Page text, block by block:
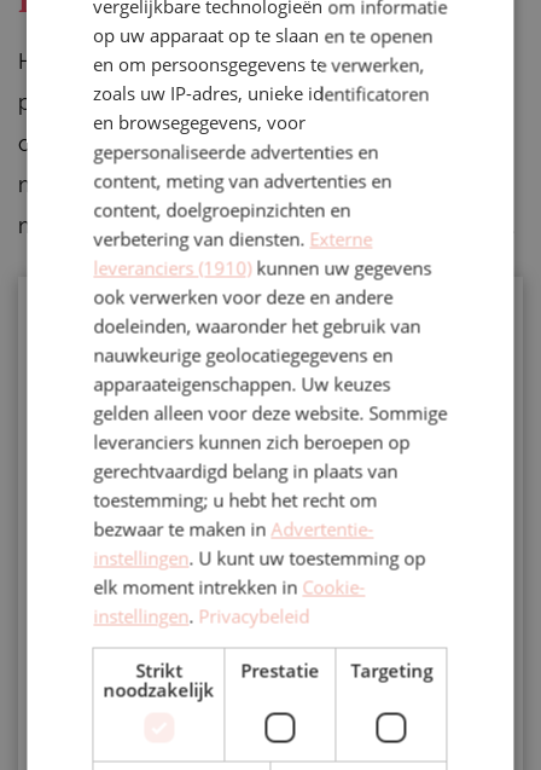
Heb je al een datum in gedachten, of een
periode waarin je jouw evenement wilt
organiseren? Laat ons je voorkeursdatum en e-
mailadres weten, dan sturen we je zo snel
mogelijk een overzicht van de beschikbare data.
*
Telefoonnummer *
Netherlands
+31
Type feest
Aantal gasten
vergelijkbare technologieën om informatie
op uw apparaat op te slaan en te openen
en om persoonsgegevens te verwerken,
zoals uw IP-adres, unieke identificatoren
en browsegegevens, voor
gepersonaliseerde advertenties en
content, meting van advertenties en
content, doelgroepinzichten en
verbetering van diensten. Externe
leveranciers (1910)kunnen uw gegevens
ook verwerken voor deze en andere
doeleinden, waaronder het gebruik van
nauwkeurige geolocatiegegevens en
apparaateigenschappen. Uw keuzes
gelden alleen voor deze website. Sommige
leveranciers kunnen zich beroepen op
gerechtvaardigd belang in plaats van
toestemming; u hebt het recht om
bezwaar te maken inAdvertentie-
instellingen. U kunt uw toestemming op
elk moment intrekken in Cookie-
instellingen. Privacybeleid
Strikt
noodzakelijk
Prestatie Targeting